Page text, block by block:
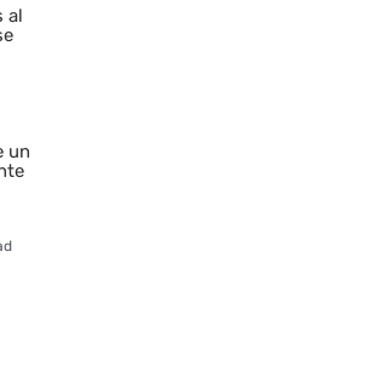
al
un